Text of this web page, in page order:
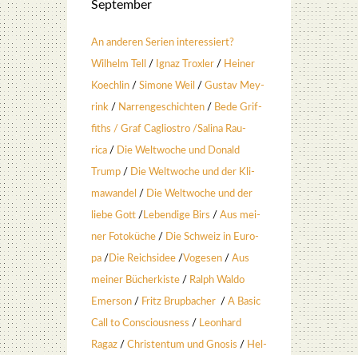
Sep­tem­ber
An ande­ren Seri­en inter­es­siert?
Wil­helm Tell
/ Ignaz Trox­ler / Hei­ner
Koech­lin / Simo­ne Weil / Gus­tav Mey­
rink / Nar­ren­ge­schich­ten / Bede Grif­
fiths / Graf Cagli­os­tro /Sali­na Rau­
rica / Die Welt­wo­che und Donald
Trump / Die Welt­wo­che und der Kli­
ma­wan­del / Die Welt­wo­che und der
lie­be Gott / Leben­di­ge Birs / Aus mei­
ner Foto­kü­che / Die Schweiz in Euro­
pa / Die Reichs­idee /Voge­sen / Aus
mei­ner Bücher­kis­te / Ralph Wal­do
Emer­son / Fritz Brup­ba­cher / A Basic
Call to Con­scious­ness / Leon­hard
Ragaz / Chris­ten­tum und Gno­sis / Hel­